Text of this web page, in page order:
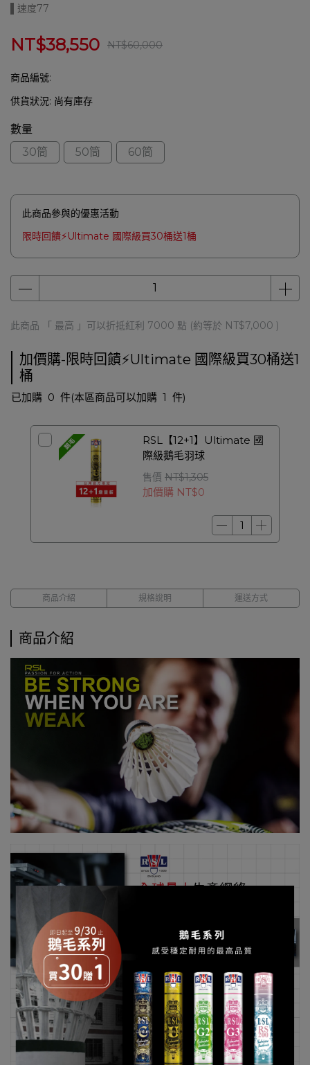
▌速度77
NT$38,550 NT$60,000
商品編號:
供貨狀況: 尚有庫存
數量
30筒
50筒 60筒
此商品參與的優惠活動
限時回饋⚡Ultimate 國際級買30桶送1桶
此商品 「 最高 」可以折抵紅利 7000 點 (約等於 NT$7,000 )
加價購-限時回饋⚡Ultimate 國際級買30桶送1
桶
已加購 0 件(本區商品可以加購 1 件)
RSL【12+1】Ultimate 國
際級鵝毛羽球
售價 NT$1,305
加價購 NT$0
商品介紹 規格說明 運送方式
商品介紹